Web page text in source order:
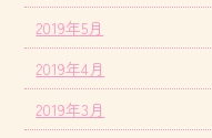
2019年5月
2019年4月
2019年3月